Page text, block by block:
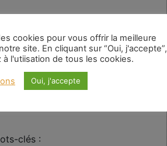
clés :
cookies pour vous offrir la meilleure
site. En cliquant sur “Oui, j'accepte”,
l'utiisation de tous les cookies.
Oui, j'accepte